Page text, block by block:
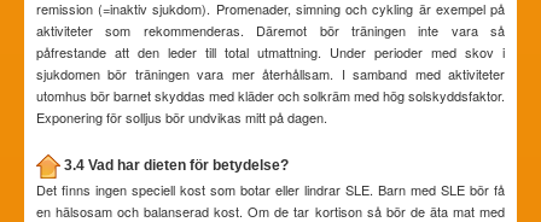
remission (=inaktiv sjukdom). Promenader, simning och cykling är exempel på
aktiviteter som rekommenderas. Däremot bör träningen inte vara så
påfrestande att den leder till total utmattning. Under perioder med skov i
sjukdomen bör träningen vara mer återhållsam. I samband med aktiviteter
utomhus bör barnet skyddas med kläder och solkräm med hög solskyddsfaktor.
Exponering för solljus bör undvikas mitt på dagen.
3.4 Vad har dieten för betydelse?
Det finns ingen speciell kost som botar eller lindrar SLE. Barn med SLE bör få
en hälsosam och balanserad kost. Om de tar kortison så bör de äta mat med